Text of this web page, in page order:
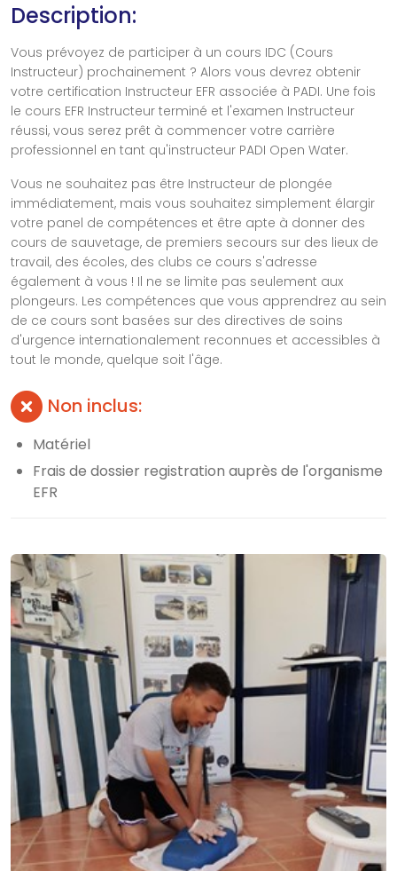
Description:
Vous prévoyez de participer à un cours IDC (Cours
Instructeur) prochainement ? Alors vous devrez obtenir
votre certification Instructeur EFR associée à PADI. Une fois
le cours EFR Instructeur terminé et l'examen Instructeur
réussi, vous serez prêt à commencer votre carrière
professionnel en tant qu'instructeur PADI Open Water.
Vous ne souhaitez pas être Instructeur de plongée
immédiatement, mais vous souhaitez simplement élargir
votre panel de compétences et être apte à donner des
cours de sauvetage, de premiers secours sur des lieux de
travail, des écoles, des clubs ce cours s'adresse
également à vous ! Il ne se limite pas seulement aux
plongeurs. Les compétences que vous apprendrez au sein
de ce cours sont basées sur des directives de soins
d'urgence internationalement reconnues et accessibles à
tout le monde, quelque soit l'âge.
Non inclus:
Matériel
Frais de dossier registration auprès de l'organisme
EFR